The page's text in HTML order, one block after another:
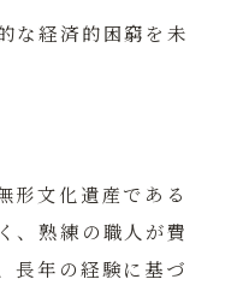
な経済的困窮を未
形文化遺産である
、熟練の職人が費
長年の経験に基づ